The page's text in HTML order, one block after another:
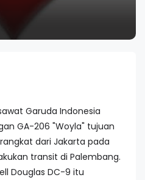
Garuda Indonesia
GA-206 "Woyla" tujuan
dari Jakarta pada
transit di Palembang.
Douglas DC-9 itu